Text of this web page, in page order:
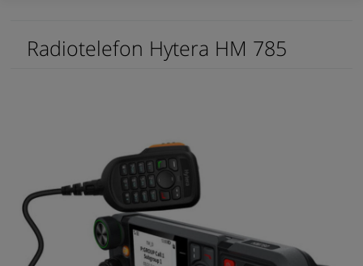
Radiotelefon Hytera HM 785